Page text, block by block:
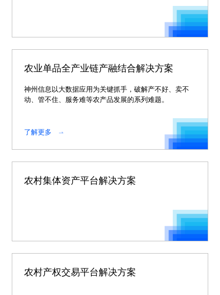
农业单品全产业链产融结合解决方案
神州信息以大数据应用为关键抓手，破解产不好、卖不
动、管不住、服务难等农产品发展的系列难题。
了解更多
农村集体资产平台解决方案
农村产权交易平台解决方案